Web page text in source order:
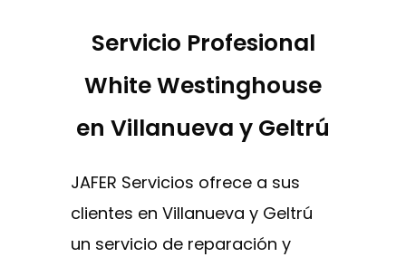
Servicio Profesional
White Westinghouse
en Villanueva y Geltrú
JAFER Servicios ofrece a sus
clientes en Villanueva y Geltrú
un servicio de reparación y